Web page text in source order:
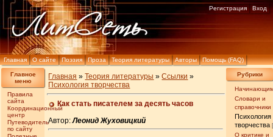
Главная О сайте Поэзия Проза Теория литературы Авторы Помощь (FAQ)
Регистрация Вход
Главное
меню
Правила
сайта
Координационный
центр
Путеводитель
по сайту
Рубрики
Словари и
справочники
Психология
творчества
О критике и
Главная »Теория литературы »Ссылки »
Психология творчества
Как стать писателем за десять часов
Автор:Леонид Жуховицкий